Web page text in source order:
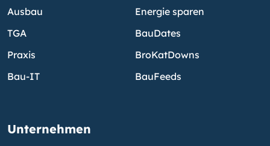
Ausbau
TGA
Praxis
Bau-IT
Energie sparen
BauDates
BroKatDowns
BauFeeds
Unternehmen